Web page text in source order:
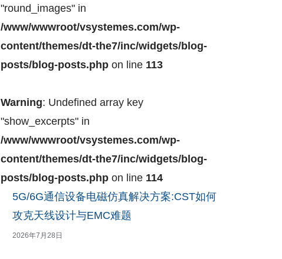
"round_images" in
/www/wwwroot/vsystemes.com/wp-
content/themes/dt-the7/inc/widgets/blog-
posts/blog-posts.phpon line 113
Warning: Undefined array key
"show_excerpts" in
/www/wwwroot/vsystemes.com/wp-
content/themes/dt-the7/inc/widgets/blog-
posts/blog-posts.phpon line 114
5G/6G通信设备电磁仿真解决方案:CST如何
攻克天线设计与EMC难题
2026年7月28日